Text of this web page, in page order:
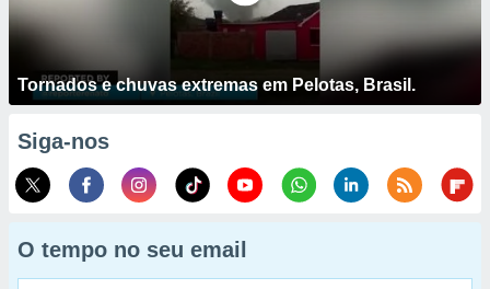
Tornados e chuvas extremas em Pelotas, Brasil.
Siga-nos
O tempo no seu email